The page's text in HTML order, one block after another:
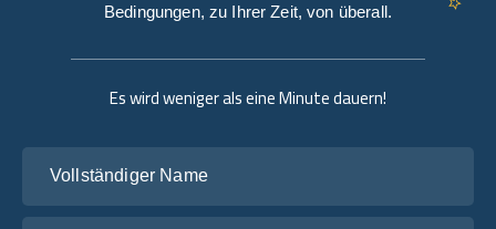
Es wird weniger als eine Minute dauern!
Bedingungen, zu Ihrer Zeit, von überall.